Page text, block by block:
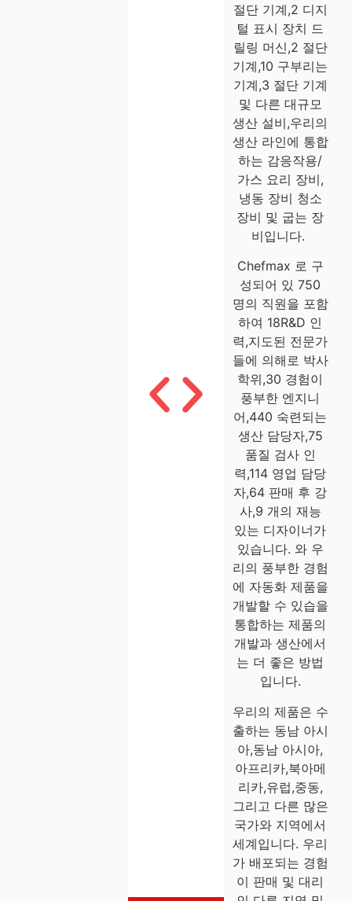
절단 기계,2 디지
털 표시 장치 드
릴링 머신,2 절단
기계,10 구부리는
기계,3 절단 기계
및 다른 대규모
생산 설비,우리의
생산 라인에 통합
하는 감응작용/
가스 요리 장비,
냉동 장비 청소
장비 및 굽는 장
비입니다.
Chefmax 로 구
성되어 있 750
명의 직원을 포함
하여 18R&D 인
력,지도된 전문가
들에 의해로 박사
학위,30 경험이
풍부한 엔지니
어,440 숙련되는
생산 담당자,75
품질 검사 인
력,114 영업 담당
자,64 판매 후 강
사,9 개의 재능
있는 디자이너가
있습니다. 와 우
리의 풍부한 경험
에 자동화 제품을
개발할 수 있습을
통합하는 제품의
개발과 생산에서
는 더 좋은 방법
입니다.
우리의 제품은 수
출하는 동남 아시
아,동남 아시아,
아프리카,북아메
리카,유럽,중동,
그리고 다른 많은
국가와 지역에서
세계입니다. 우리
가 배포되는 경험
이 판매 및 대리